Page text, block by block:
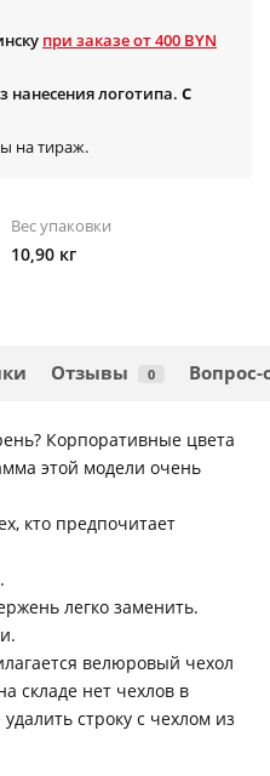
при заказе от 400 BYN
нанесения логотипа. С
на тираж.
Вес упаковки
10,90 кг
Отзывы 0 Вопрос-
Корпоративные цвета
этой модели очень
кто предпочитает
легко заменить.
велюровый чехол
складе нет чехлов в
строку с чехлом из